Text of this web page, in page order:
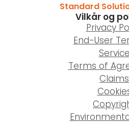
Standard
Vilkår og
Privacy
End-User
Service
Terms of
Claims